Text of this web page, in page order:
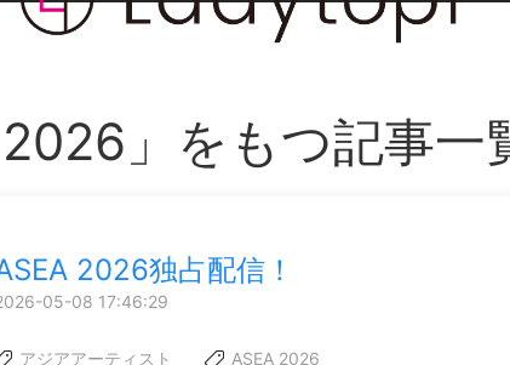
2026」をもつ記事一
2026独占配信！
05-08 17:46:29
アジアアーティスト ASEA 2026